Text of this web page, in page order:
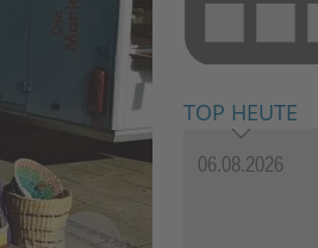
TOP HEUTE
06.08.2026